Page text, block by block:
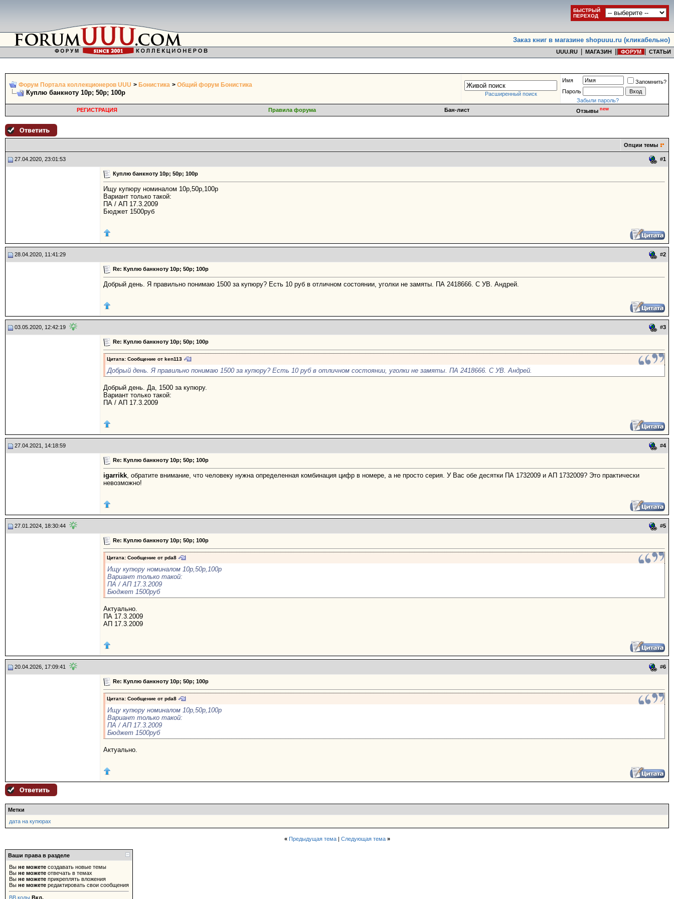
БЫСТРЫЙ
ПЕРЕХОД
Заказ книг в магазине shopuuu.ru (кликабельно)
UUU.RU МАГАЗИН ФОРУМ СТАТЬИ
Форум Портала коллекционеров UUU > Бонистика > Общий форум Бонистика
Куплю банкноту 10р; 50р; 100р Расширенный поиск
Имя
Запомнить?
Пароль
Забыли пароль?
РЕГИСТРАЦИЯ
Правила форума Бан-лист Отзывы new
Опции темы
27.04.2020, 23:01:53 #1
Куплю банкноту 10р; 50р; 100р
Ищу купюру номиналом 10р,50р,100р
Вариант только такой:
ПА / АП 17.3.2009
Бюджет 1500руб
28.04.2020, 11:41:29 #2
Re: Куплю банкноту 10р; 50р; 100р
Добрый день. Я правильно понимаю 1500 за купюру? Есть 10 руб в отличном состоянии, уголки не замяты. ПА 2418666. С УВ. Андрей.
03.05.2020, 12:42:19 #3
Re: Куплю банкноту 10р; 50р; 100р
Цитата: Сообщение от ken113
Добрый день. Я правильно понимаю 1500 за купюру? Есть 10 руб в отличном состоянии, уголки не замяты. ПА 2418666. С УВ. Андрей.
Добрый день. Да, 1500 за купюру.
Вариант только такой:
ПА / АП 17.3.2009
27.04.2021, 14:18:59 #4
Re: Куплю банкноту 10р; 50р; 100р
igarrikk, обратите внимание, что человеку нужна определенная комбинация цифр в номере, а не просто серия. У Вас обе десятки ПА 1732009 и АП 1732009? Это практически
невозможно!
27.01.2024, 18:30:44 #5
Re: Куплю банкноту 10р; 50р; 100р
Цитата: Сообщение от pda8
Ищу купюру номиналом 10р,50р,100р
Вариант только такой:
ПА / АП 17.3.2009
Бюджет 1500руб
Актуально.
ПА 17.3.2009
АП 17.3.2009
20.04.2026, 17:09:41 #6
Re: Куплю банкноту 10р; 50р; 100р
Цитата: Сообщение от pda8
Ищу купюру номиналом 10р,50р,100р
Вариант только такой:
ПА / АП 17.3.2009
Бюджет 1500руб
Актуально.
Метки
дата на купюрах
« Предыдущая тема| Следующая тема »
Ваши права в разделе
Вы не можете создавать новые темы
Вы не можете отвечать в темах
Вы не можете прикреплять вложения
Вы не можете редактировать свои сообщения
BB коды Вкл.